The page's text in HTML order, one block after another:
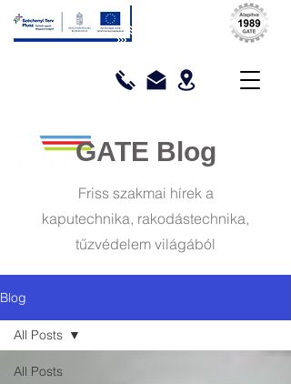
GATE Blog
Friss szakmai hírek a
kaputechnika, rakodástechnika,
tűzvédelem világából
Blog
All Posts
All Posts